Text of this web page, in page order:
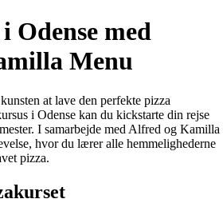
Odense med
Menu
at lave den perfekte pizza
i Odense kan du kickstarte din rejse
I samarbejde med Alfred og Kamilla
hvor du lærer alle hemmelighederne
pizza.